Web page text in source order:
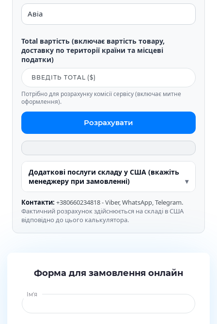
Total вартість (включає вартість товару,
доставку по території країни та місцеві
податки)
Потрібно для розрахунку комісії сервісу (включає митне
оформлення).
Розрахувати
Додаткові послуги складу у США (вкажіть
менеджеру при замовленні)
Контакти: +380660234818 - Viber, WhatsApp, Telegram.
Фактичний розрахунок здійснюється на складі в США
відповідно до цього калькулятора.
Форма для замовлення онлайн
Ім'я